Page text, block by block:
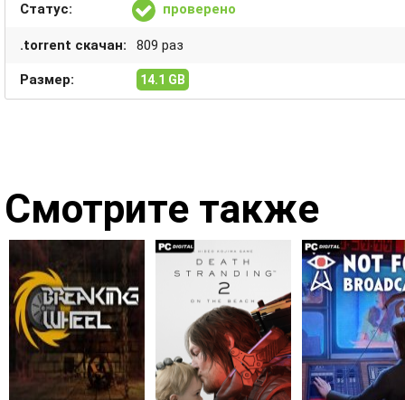
Статус: проверено
.torrent скачан: 809 раз
Размер: 14.1 GB
Смотрите также